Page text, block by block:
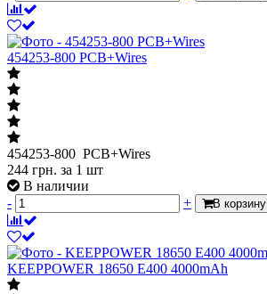
454253-800 PCB+Wires
454253-800 PCB+Wires
244 грн. за 1 шт
В наличии
-
+ В корзину
KEEPPOWER 18650 E400 4000mAh